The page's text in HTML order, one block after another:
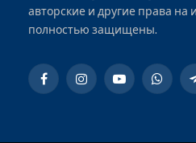
авторские и другие права
полностью защищены.
FacebookInstagramYouTube